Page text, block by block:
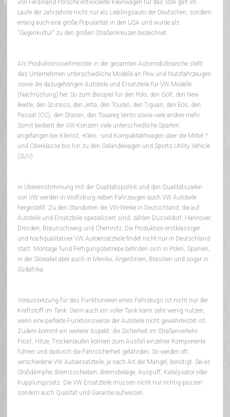
von Ferdinand Porsche entwickelte Kleinwagen für das Volk galt im
Laufe der Jahrzehnte nicht nur als Lieblingsauto der Deutschen, sondern
errang auch eine große Popularität in den USA und wurde als
"Gegenkultur" zu den großen Straßenkreuzen bezeichnet.
Als Produktionsweltmeister in der gesamten Automobilbranche stellt
das Unternehmen unterschiedliche Modelle an Pkw und Nutzfahrzeugen
sowie die dazugehörigen Autoteile und Ersatzteile für VW Modelle
(Nachrüstung) her. So zum Beispiel für den Polo, den Golf, den New
Beetle, den Scirocco, den Jetta, den Touran, den Tiguan, den Eos, den
Passat (CC), den Sharan, den Touareg Vento sowie viele andere mehr.
Somit bedient der VW-Konzern viele unterschiedliche Sparten:
angefangen bei Kleinst, -Klein, -und Kompaktaktwagen über die Mittel ?
und Oberklasse bis hin zu den Geländewagen und Sports Utility Vehicle
(SUV).
In Übereinstimmung mit der Qualitätspolitik und den Qualitätszielen
von VW werden in Wolfsburg neben Fahrzeugen auch VW Autoteile
hergestellt. Zu den Standorten der VW-Werke in Deutschland, die auf
Autoteile und Ersatzteile spezialisiert sind, zählen Düsseldorf, Hannover,
Dresden, Braunschweig und Chemnitz. Die Produktion erstklassiger
und hochqualitativer VW Autoersatzteile findet nicht nur in Deutschland
statt. Montage ?und Fertigungsbetriebe befinden sich in Polen, Spanien,
in der Slowakei aber auch in Mexiko, Argentinien, Brasilien und sogar in
Südafrika.
Voraussetzung für das Funktionieren eines Fahrzeugs ist nicht nur der
Kraftstoff im Tank. Denn auch ein voller Tank kann sehr wenig nutzen,
wenn eine perfekte Funktionsweise der Autoteile nicht gewährleistet ist.
Zudem kommt ein weiterer Aspekt: die Sicherheit im Straßenverkehr.
Frost, Hitze, Trockenlaufen können zum Ausfall einzelner Komponente
führen und dadurch die Fahrsicherheit gefährden. So werden oft
verschiedene VW Autoersatzteile, je nach Art der Mängel, benötigt. Sei es
Stoßdämpfer, Bremsscheiben, Bremsbeläge, Auspuff, Katalysator oder
Kupplungssatz. Die VW Ersatzteile müssen nicht nur richtig passen
sondern auch Qualität und Garantie aufweisen.